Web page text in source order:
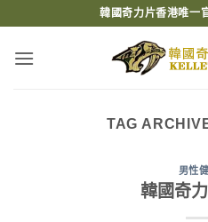
content
韓國奇力片香港唯一
TAG
男性
韓國奇